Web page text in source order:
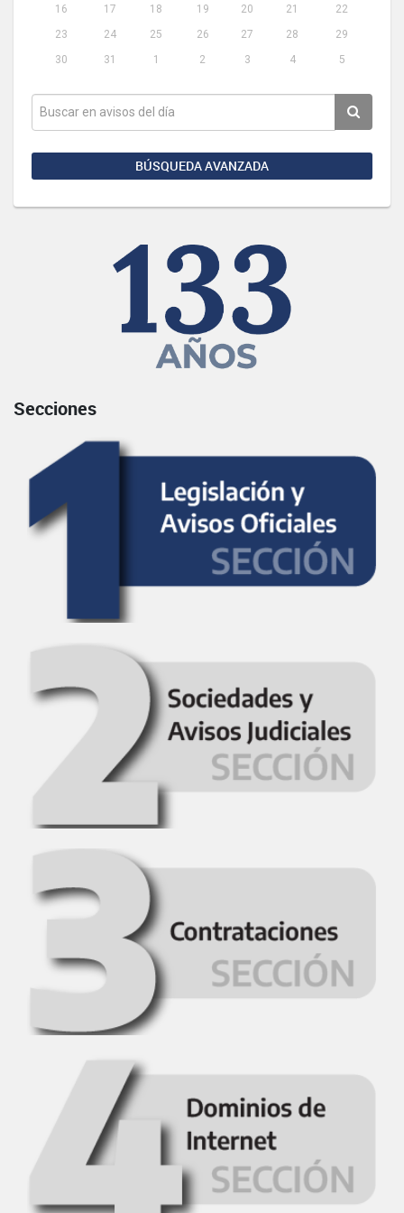
16
17 18 19 20 21
22
23
24 25 26 27 28
29
30
31 1 2 3 4 5
BÚSQUEDA AVANZADA
Secciones